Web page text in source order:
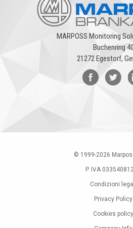
MARPOSS Monitoring
Buchenring 40
21272 Egestorf,
© 1999-2026
P. IVA
Condizioni
Privacy Policy
Cookies policy